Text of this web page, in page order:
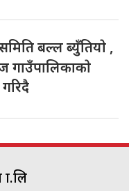
बल्ल ब्युँतियाे ,
गाउँपालिकाकाे